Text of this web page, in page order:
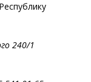
240/1